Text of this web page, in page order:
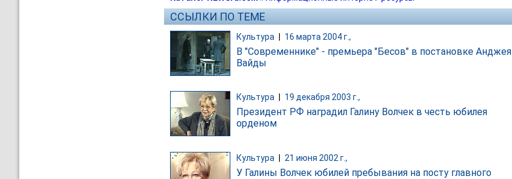
ССЫЛКИ ПО ТЕМЕ
Культура 16 марта 2004 г.,
В "Современнике" - премьера "Бесов" в постановке Анджея
Вайды
Культура 19 декабря 2003 г.,
Президент РФ наградил Галину Волчек в честь юбилея
орденом
Культура | 21 июня 2002 г.,
У Галины Волчек юбилей пребывания на посту главного